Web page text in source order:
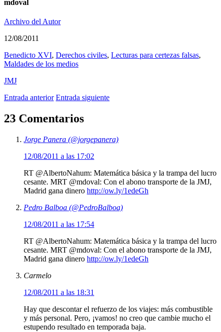
mdoval
Archivo del Autor
12/08/2011
Benedicto XVI, Derechos civiles, Lecturas para certezas falsas,
Maldades de los medios
JMJ
Entrada anterior Entrada siguiente
23 Comentarios
Jorge Panera (@jorgepanera)
12/08/2011 a las 17:02
RT @AlbertoNahum: Matemática básica y la trampa del lucro
cesante. MRT @mdoval: Con el abono transporte de la JMJ,
Madrid gana dinero http://ow.ly/1edeGh
Pedro Balboa (@PedroBalboa)
12/08/2011 a las 17:54
RT @AlbertoNahum: Matemática básica y la trampa del lucro
cesante. MRT @mdoval: Con el abono transporte de la JMJ,
Madrid gana dinero http://ow.ly/1edeGh
Carmelo
12/08/2011 a las 18:31
Hay que descontar el refuerzo de los viajes: más combustible
y más personal. Pero, ¡vamos! no creo que cambie mucho el
estupendo resultado en temporada baja.